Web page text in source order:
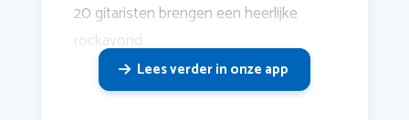
20 gitaristen brengen een heerlijke
rockavond
Lees verder in onze app